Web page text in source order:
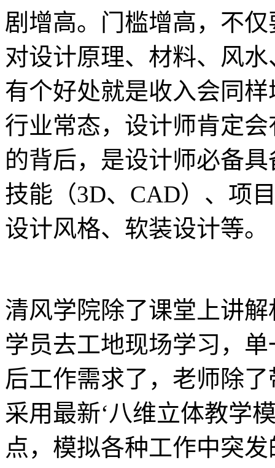
剧增高。门槛增高，不
对设计原理、材料、风
有个好处就是收入会同
行业常态，设计师肯定
的背后，是设计师必备
技能（3D、CAD）、项
设计风格、软装设计等。
清风学院除了课堂上讲
学员去工地现场学习，
后工作需求了，老师除
采用最新‘八维立体教学
点，模拟各种工作中突